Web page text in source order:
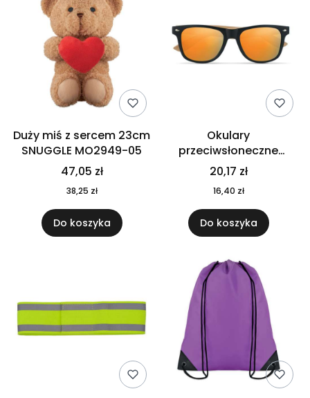
Duży miś z sercem 23cm
SNUGGLE MO2949-05
47,05 zł
38,25 zł
Do koszyka
Okulary
przeciwsłoneczne
CALIFORNIA TOUCH
MO9617-10
20,17 zł
16,40 zł
Do koszyka